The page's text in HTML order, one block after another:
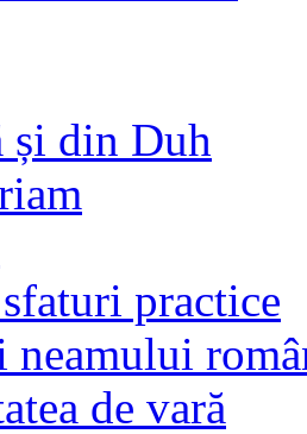
și din Duh
practice
de vară